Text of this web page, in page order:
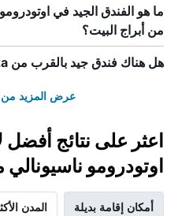
ما هو الفندق الجيد في
من أبراج البيت؟
هل هناك فندق جيد بالقرب من Ginza؟
عرض المزيد من
اعثر على نتائج
اوتودرومو ناسيونالي
أمكان إقامة بديلة المدن